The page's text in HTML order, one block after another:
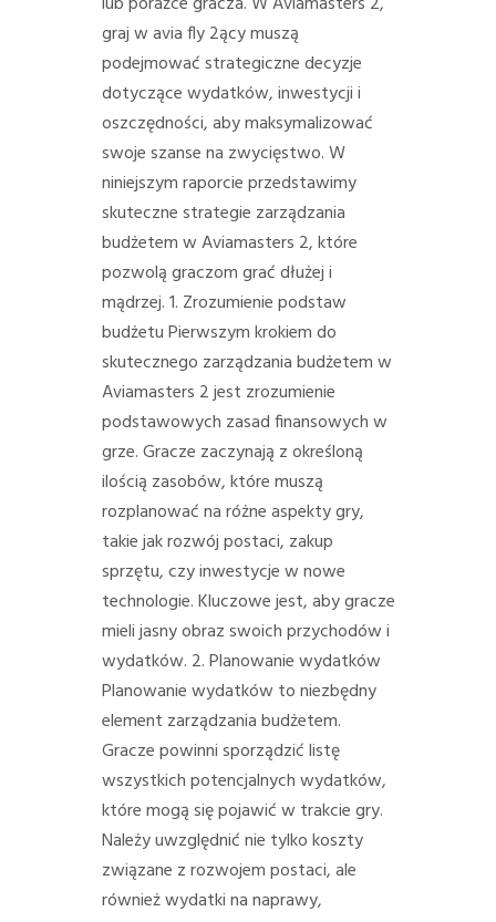
graj w avia fly 2ący muszą
podejmować strategiczne decyzje
dotyczące wydatków, inwestycji i
oszczędności, aby maksymalizować
swoje szanse na zwycięstwo. W
niniejszym raporcie przedstawimy
skuteczne strategie zarządzania
budżetem w Aviamasters 2, które
pozwolą graczom grać dłużej i
mądrzej. 1. Zrozumienie podstaw
budżetu Pierwszym krokiem do
skutecznego zarządzania budżetem w
Aviamasters 2 jest zrozumienie
podstawowych zasad finansowych w
grze. Gracze zaczynają z określoną
ilością zasobów, które muszą
rozplanować na różne aspekty gry,
takie jak rozwój postaci, zakup
sprzętu, czy inwestycje w nowe
technologie. Kluczowe jest, aby gracze
mieli jasny obraz swoich przychodów i
wydatków. 2. Planowanie wydatków
Planowanie wydatków to niezbędny
element zarządzania budżetem.
Gracze powinni sporządzić listę
wszystkich potencjalnych wydatków,
które mogą się pojawić w trakcie gry.
Należy uwzględnić nie tylko koszty
związane z rozwojem postaci, ale
również wydatki na naprawy,